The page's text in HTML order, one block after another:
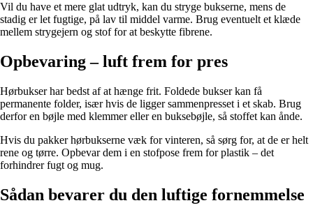
Vil du have et mere glat udtryk, kan du stryge bukserne, mens de
stadig er let fugtige, på lav til middel varme. Brug eventuelt et klæde
mellem strygejern og stof for at beskytte fibrene.
Opbevaring – luft frem for pres
Hørbukser har bedst af at hænge frit. Foldede bukser kan få
permanente folder, især hvis de ligger sammenpresset i et skab. Brug
derfor en bøjle med klemmer eller en buksebøjle, så stoffet kan ånde.
Hvis du pakker hørbukserne væk for vinteren, så sørg for, at de er helt
rene og tørre. Opbevar dem i en stofpose frem for plastik – det
forhindrer fugt og mug.
Sådan bevarer du den luftige fornemmelse